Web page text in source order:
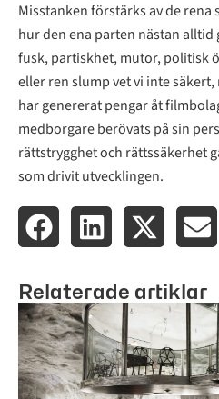
Misstanken förstärks av de
hur den ena parten nästan alltid
fusk, partiskhet, mutor, politisk
eller ren slump vet vi inte
har genererat pengar åt
medborgare berövats på sin
rättstrygghet och rättssäkerhet
som drivit utvecklingen.
Relaterade artiklar